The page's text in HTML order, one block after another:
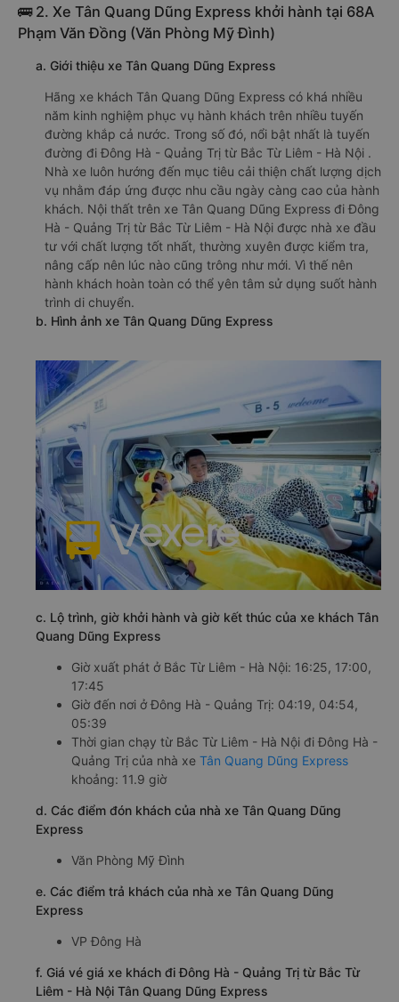
🚌 2. Xe Tân Quang Dũng Express khởi hành tại 68A
Phạm Văn Đồng (Văn Phòng Mỹ Đình)
a. Giới thiệu xe Tân Quang Dũng Express
Hãng xe khách Tân Quang Dũng Express có khá nhiều
năm kinh nghiệm phục vụ hành khách trên nhiều tuyến
đường khắp cả nước. Trong số đó, nổi bật nhất là tuyến
đường đi Đông Hà - Quảng Trị từ Bắc Từ Liêm - Hà Nội .
Nhà xe luôn hướng đến mục tiêu cải thiện chất lượng dịch
vụ nhằm đáp ứng được nhu cầu ngày càng cao của hành
khách. Nội thất trên xe Tân Quang Dũng Express đi Đông
Hà - Quảng Trị từ Bắc Từ Liêm - Hà Nội được nhà xe đầu
tư với chất lượng tốt nhất, thường xuyên được kiểm tra,
nâng cấp nên lúc nào cũng trông như mới. Vì thế nên
hành khách hoàn toàn có thể yên tâm sử dụng suốt hành
trình di chuyển.
b. Hình ảnh xe Tân Quang Dũng Express
c. Lộ trình, giờ khởi hành và giờ kết thúc của xe khách Tân
Quang Dũng Express
Giờ xuất phát ở Bắc Từ Liêm - Hà Nội: 16:25, 17:00,
17:45
Giờ đến nơi ở Đông Hà - Quảng Trị: 04:19, 04:54,
05:39
Thời gian chạy từ Bắc Từ Liêm - Hà Nội đi Đông Hà -
Quảng Trị của nhà xe Tân Quang Dũng Express
khoảng: 11.9 giờ
d. Các điểm đón khách của nhà xe Tân Quang Dũng
Express
Văn Phòng Mỹ Đình
e. Các điểm trả khách của nhà xe Tân Quang Dũng
Express
VP Đông Hà
f. Giá vé giá xe khách đi Đông Hà - Quảng Trị từ Bắc Từ
Liêm - Hà Nội Tân Quang Dũng Express